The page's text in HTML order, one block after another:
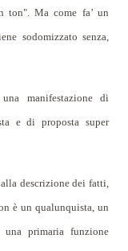
ton". Ma come fa’ un
sodomizzato senza,
manifestazione di
e di proposta super
descrizione dei fatti,
è un qualunquista, un
primaria funzione